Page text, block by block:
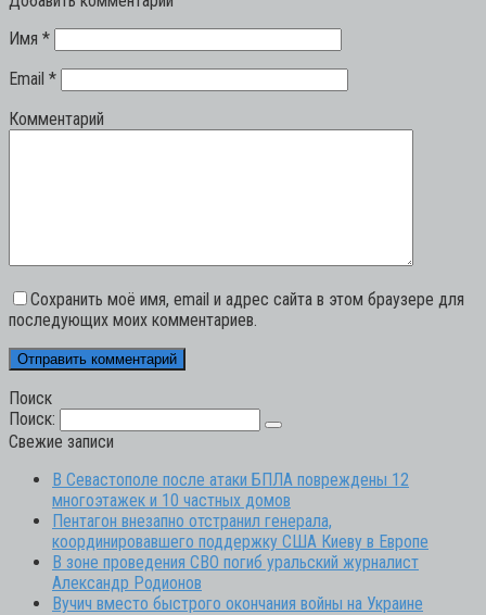
Имя *
Email *
Комментарий
Сохранить моё имя, email и адрес сайта в этом браузере для
последующих моих комментариев.
Поиск
Поиск:
Свежие записи
В Севастополе после атаки БПЛА повреждены 12
многоэтажек и 10 частных домов
Пентагон внезапно отстранил генерала,
координировавшего поддержку США Киеву в Европе
В зоне проведения СВО погиб уральский журналист
Александр Родионов
Вучич вместо быстрого окончания войны на Украине